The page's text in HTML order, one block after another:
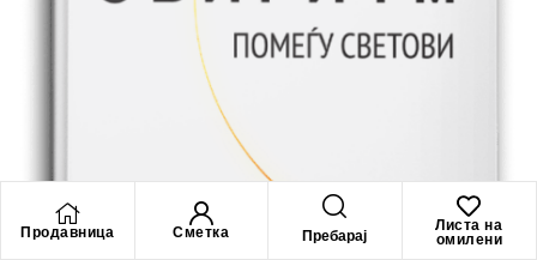
Леонардо Змајшек пишува искрено, емотивно, со силна страст
тафори, градење слики и цели лични светови. Неговата
тивниот вртлог во неа, за повозрасните читатели може да
и силна шлаканица или одговор на прашањето
ваме на нашите деца
Продавница Сметка Пребарај
Листа на
омилени